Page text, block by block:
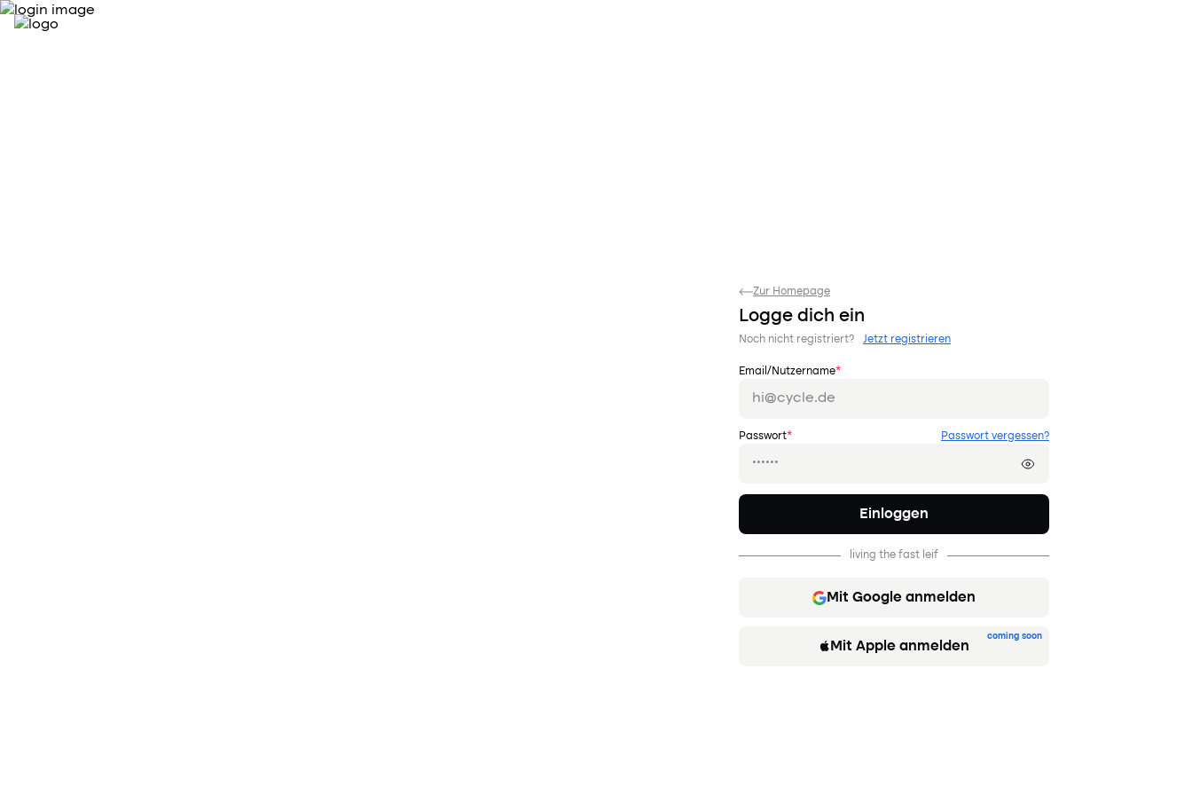
Zur Homepage
Logge dich ein
Noch nicht registriert? Jetzt registrieren
Email/Nutzername*
Passwort* Passwort vergessen?
Einloggen
living the fast leif
Mit Google anmelden
Mit Apple anmelden
coming soon